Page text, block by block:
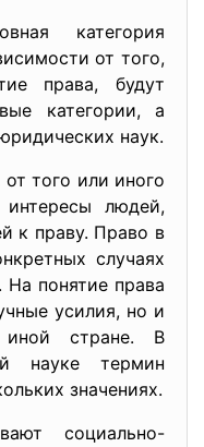
категория
от того,
права, будут
категории, а
наук.
того или иного
интересы людей,
к праву. Право в
случаях
На понятие права
усилия, но и
стране. В
науке термин
значениях.
социально-